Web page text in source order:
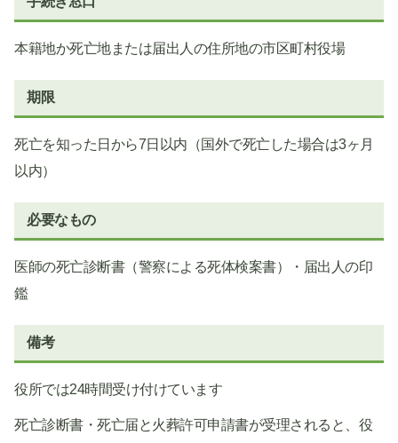
本籍地か死亡地または届出人の住所地の市区町村役場
期限
死亡を知った日から7日以内（国外で死亡した場合は3ヶ月
以内）
必要なもの
医師の死亡診断書（警察による死体検案書）・届出人の印
鑑
備考
役所では24時間受け付けています
死亡診断書・死亡届と火葬許可申請書が受理されると、役